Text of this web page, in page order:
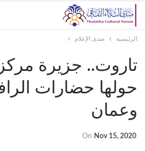
الرئيسية صدى الإعلام
تاروت.. جزيرة
حولها حضارات
وعمان
On Nov 15, 2020